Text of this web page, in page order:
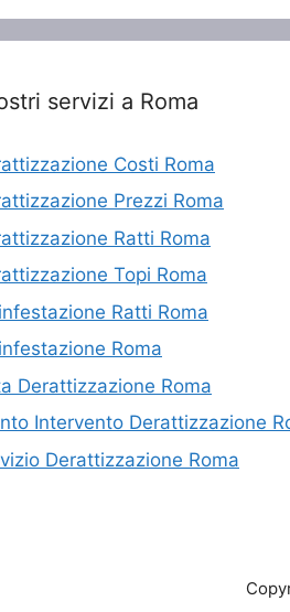
servizi a Roma
Costi Roma
Prezzi Roma
Ratti Roma
Topi Roma
Ratti Roma
Roma
Derattizzazione Roma
Intervento Derattizzazione
Derattizzazione Roma